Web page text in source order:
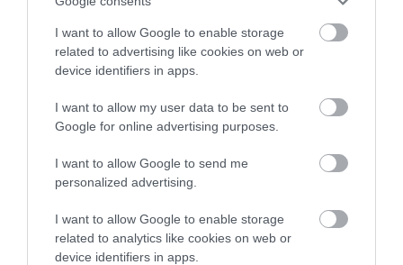
I want to allow Google to enable storage
related to advertising like cookies on web or
device identifiers in apps.
I want to allow my user data to be sent to
Google for online advertising purposes.
I want to allow Google to send me
personalized advertising.
I want to allow Google to enable storage
related to analytics like cookies on web or
device identifiers in apps.